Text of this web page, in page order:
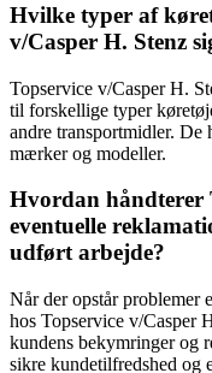
Hvilke typer af
v/Casper H. Stenz
Topservice v/Casper H.
til forskellige typer
andre transportmidler. De
mærker og modeller.
Hvordan håndterer
eventuelle
udført arbejde?
Når der opstår problemer
hos Topservice v/Casper
kundens bekymringer og
sikre kundetilfredshed og